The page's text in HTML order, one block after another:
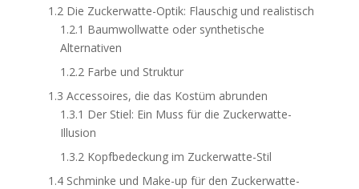
1.2Die Zuckerwatte-Optik: Flauschig und realistisch
1.2.1 Baumwollwatte oder synthetische
Alternativen
1.2.2Farbe und Struktur
1.3 Accessoires, die das Kostüm abrunden
1.3.1 Der Stiel: Ein Muss für die Zuckerwatte-
Illusion
1.3.2Kopfbedeckung im Zuckerwatte-Stil
1.4Schminke und Make-up für den Zuckerwatte-